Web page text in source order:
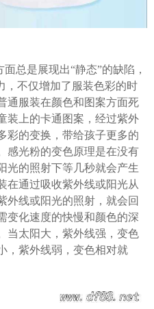
总是展现出“静态”的缺陷，
，不仅增加了服装色彩的时
通服装在颜色和图案方面死
装上的卡通图案，经过紫外
彩的变换，带给孩子更多的
感光粉的变色原理是在没有
光的照射下等几秒就会产生
在通过吸收紫外线或阳光从
外线或阳光的照射，就会回
变化速度的快慢和颜色的深
当太阳大，紫外线强，变色
，紫外线弱，变色相对就